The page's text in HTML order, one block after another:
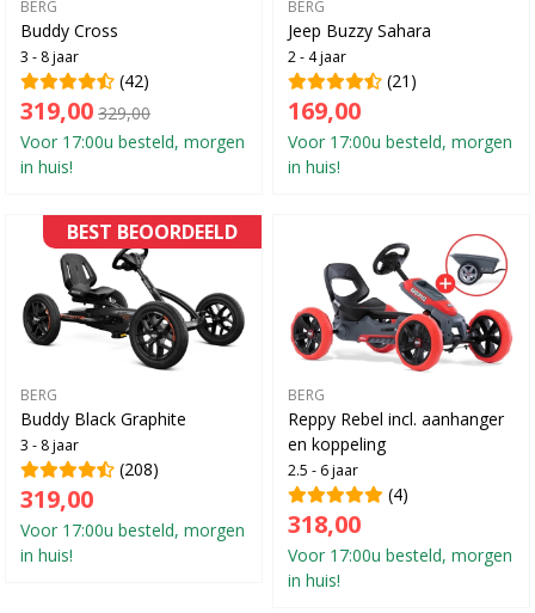
BERG
Buddy Cross
3 - 8 jaar
(42)
319,00 329,00
Voor 17:00u besteld, morgen
in huis!
BERG
Jeep Buzzy Sahara
2 - 4 jaar
(21)
169,00
Voor 17:00u besteld, morgen
in huis!
BEST BEOORDEELD
BERG
Buddy Black Graphite
3 - 8 jaar
(208)
319,00
Voor 17:00u besteld, morgen
in huis!
BERG
Reppy Rebel incl. aanhanger
en koppeling
2.5 - 6 jaar
(4)
318,00
Voor 17:00u besteld, morgen
in huis!